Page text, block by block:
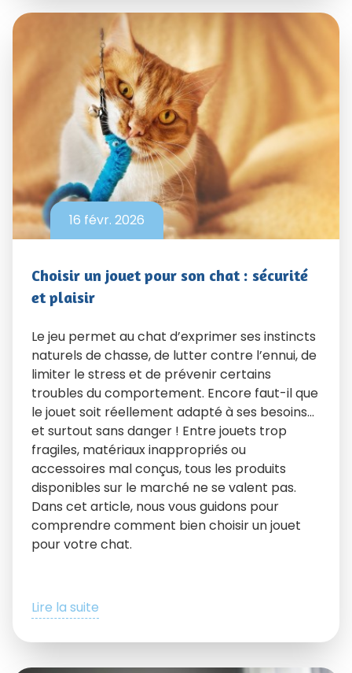
16 févr. 2026
Choisir un jouet pour son chat : sécurité
et plaisir
Le jeu permet au chat d’exprimer ses instincts
naturels de chasse, de lutter contre l’ennui, de
limiter le stress et de prévenir certains
troubles du comportement. Encore faut-il que
le jouet soit réellement adapté à ses besoins…
et surtout sans danger ! Entre jouets trop
fragiles, matériaux inappropriés ou
accessoires mal conçus, tous les produits
disponibles sur le marché ne se valent pas.
Dans cet article, nous vous guidons pour
comprendre comment bien choisir un jouet
pour votre chat.
Lire la suite